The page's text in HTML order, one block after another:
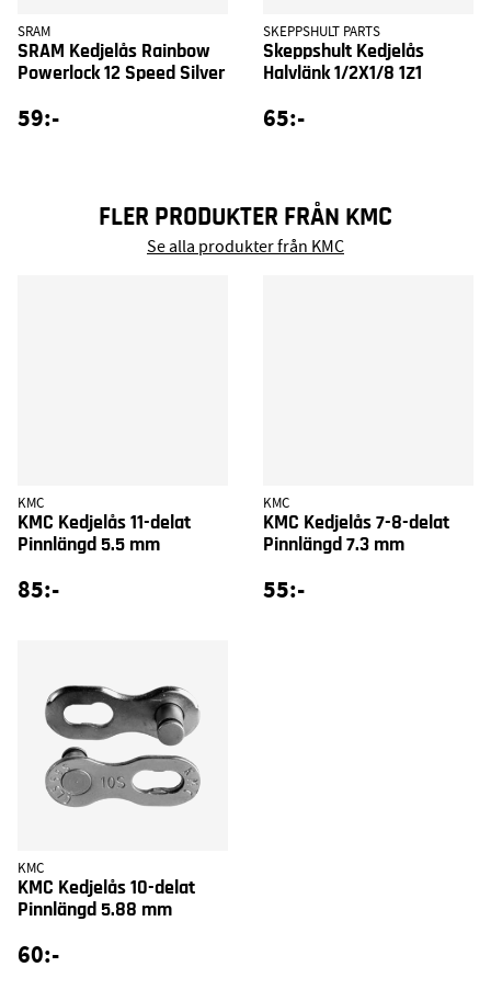
SRAM
SRAM Kedjelås Rainbow
Powerlock 12 Speed Silver
59:-
SKEPPSHULT PARTS
Skeppshult Kedjelås
Halvlänk 1/2X1/8 1Z1
65:-
FLER PRODUKTER FRÅN KMC
Se alla produkter från KMC
KMC
KMC Kedjelås 11-delat
Pinnlängd 5.5 mm
85:-
KMC
KMC Kedjelås 7-8-delat
Pinnlängd 7.3 mm
55:-
KMC
KMC Kedjelås 10-delat
Pinnlängd 5.88 mm
60:-